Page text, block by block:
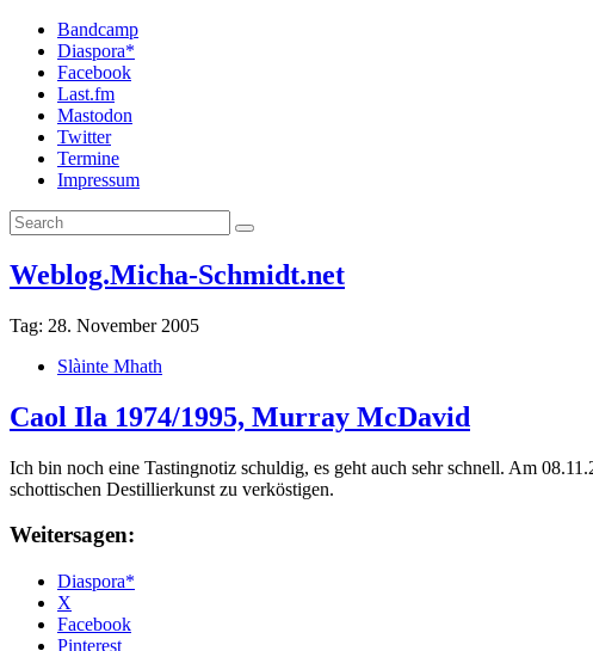
Bandcamp
Diaspora*
Facebook
Last.fm
Mastodon
Twitter
Termine
Impressum
Weblog.Micha-Schmidt.net
Tag: 28. November 2005
Slàinte Mhath
Caol Ila 1974/1995, Murray McDavid
Ich bin noch eine Tastingnotiz schuldig, es geht auch sehr schnell. Am
schottischen Destillierkunst zu verköstigen.
Weitersagen:
Diaspora*
X
Facebook
Pinterest